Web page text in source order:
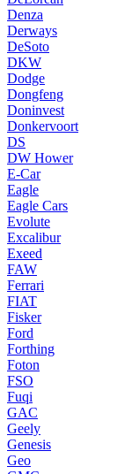
Denza
Derways
DeSoto
DKW
Dodge
Dongfeng
Doninvest
Donkervoort
DS
DW Hower
E-Car
Eagle
Eagle Cars
Evolute
Excalibur
Exeed
FAW
Ferrari
FIAT
Fisker
Ford
Forthing
Foton
FSO
Fuqi
GAC
Geely
Genesis
Geo